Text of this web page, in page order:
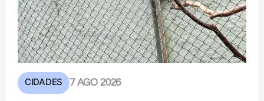
CIDADES 7 AGO 2026